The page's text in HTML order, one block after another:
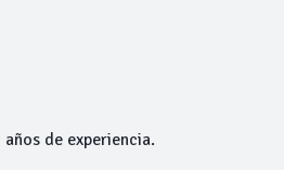
de experiencia.